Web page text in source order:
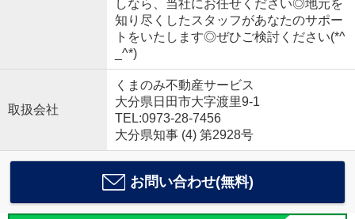
しなら、当社にお任せください◎地元を
知り尽くしたスタッフがあなたのサポー
トをいたします◎ぜひご検討ください(*^
_^*)
取扱会社
くまのみ不動産サービス
大分県日田市大字渡里9-1
TEL:0973-28-7456
大分県知事 (4) 第2928号
お問い合わせ(無料)